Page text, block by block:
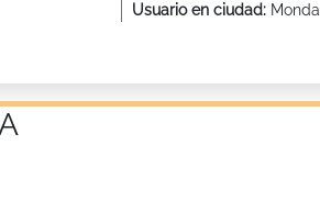
Usuario en ciudad:Monda